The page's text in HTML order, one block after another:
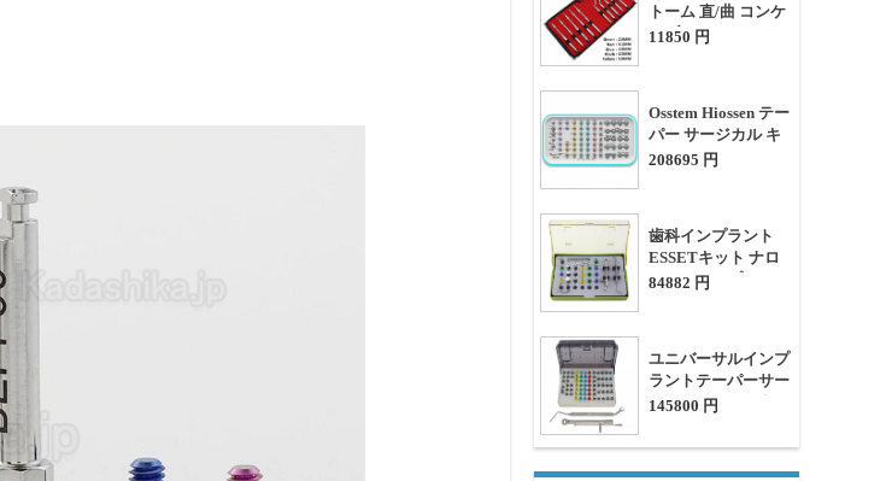
トーム 直/曲 ​コンケ
ーブ
11850 円
Osstem Hiossen テー
パー サージカル キ
ット トルク レンチ
208695 円
歯科インプラント
ESSETキット ナロ
ーリッジスプリット
84882 円
ユニバーサルインプ
ラントテーパーサー
ジカルキット/ ガイ
具 (Hiossen
OSSTEMスタイル)
145800 円